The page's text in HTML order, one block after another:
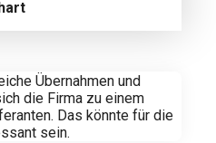
Übernahmen und
die Firma zu einem
Das könnte für die
sein.